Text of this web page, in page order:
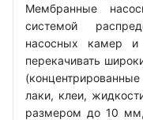
Мембранные
системой
насосных камер и
перекачивать
лаки, клеи,
размером до 10